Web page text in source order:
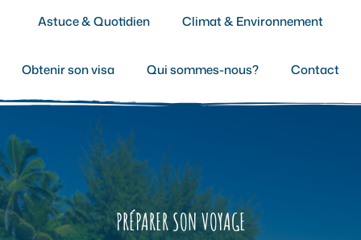
Astuce & Quotidien Climat & Environnement
Obtenir son visa Qui sommes-nous? Contact
PRÉPARER SON VOYAGE